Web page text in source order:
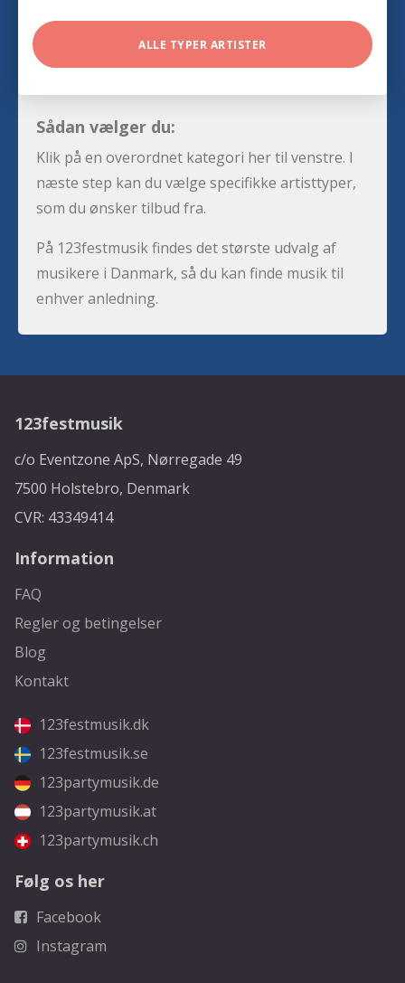
ALLE TYPER ARTISTER
Sådan vælger du:
Klik på en overordnet kategori her til venstre. I
næste step kan du vælge specifikke artisttyper,
som du ønsker tilbud fra.
På 123festmusik findes det største udvalg af
musikere i Danmark, så du kan finde musik til
enhver anledning.
123festmusik
c/o Eventzone ApS, Nørregade 49
7500 Holstebro, Denmark
CVR: 43349414
Information
FAQ
Regler og betingelser
Blog
Kontakt
123festmusik.dk
123festmusik.se
123partymusik.de
123partymusik.at
123partymusik.ch
Følg os her
Facebook
Instagram